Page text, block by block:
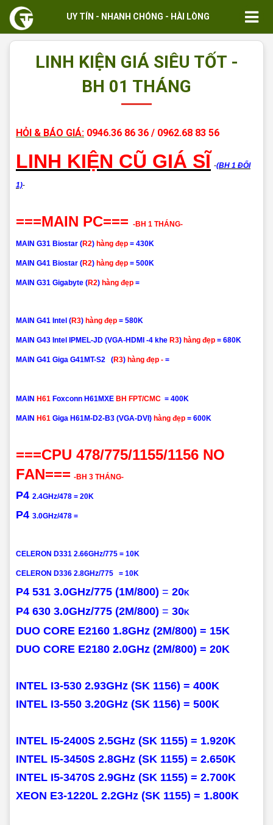
UY TÍN - NHANH CHÓNG - HÀI LÒNG
LINH KIỆN GIÁ SIÊU TỐT -
BH 01 THÁNG
HỎI & BÁO GIÁ: 0946.36 86 36 / 0962.68 83 56
LINH KIỆN CŨ GIÁ SĨ -(BH 1 ĐỔI
1)-
===MAIN PC=== -BH 1 THÁNG-
MAIN G31 Biostar (R2) hàng đẹp = 430K
MAIN G41 Biostar (R2) hàng đẹp = 500K
MAIN G31 Gigabyte (R2) hàng đẹp =
MAIN G41 Intel (R3) hàng đẹp = 580K
MAIN G43 Intel IPMEL-JD (VGA-HDMI -4 khe R3) hàng đẹp = 680K
MAIN G41 Giga G41MT-S2 (R3) hàng đẹp - =
MAIN H61 Foxconn H61MXE BH FPT/CMC = 400K
MAIN H61 Giga H61M-D2-B3 (VGA-DVI) hàng đẹp = 600K
===CPU 478/775/1155/1156 NO
FAN=== -BH 3 THÁNG-
P4 2.4GHz/478 = 20K
P4 3.0GHz/478 =
CELERON D331 2.66GHz/775 = 10K
CELERON D336 2.8GHz/775 = 10K
P4 531 3.0GHz/775 (1M/800) = 20K
P4 630 3.0GHz/775 (2M/800) = 30K
DUO CORE E2160 1.8GHz (2M/800) = 15K
DUO CORE E2180 2.0GHz (2M/800) = 20K
INTEL I3-530 2.93GHz (SK 1156) = 400K
INTEL I3-550 3.20GHz (SK 1156) = 500K
INTEL I5-2400S 2.5GHz (SK 1155) = 1.920K
INTEL I5-3450S 2.8GHz (SK 1155) = 2.650K
INTEL I5-3470S 2.9GHz (SK 1155) = 2.700K
XEON E3-1220L 2.2GHz (SK 1155) = 1.800K